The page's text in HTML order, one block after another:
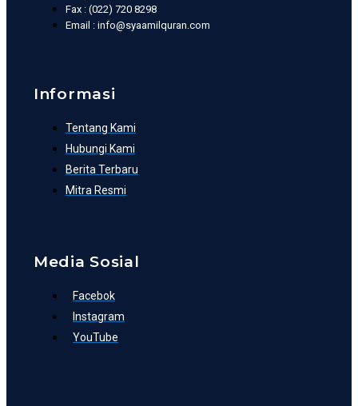
Fax : (022) 720 8298
Email : info@syaamilquran.com
Informasi
Tentang Kami
Hubungi Kami
Berita Terbaru
Mitra Resmi
Media Sosial
Facebok
Instagram
YouTube